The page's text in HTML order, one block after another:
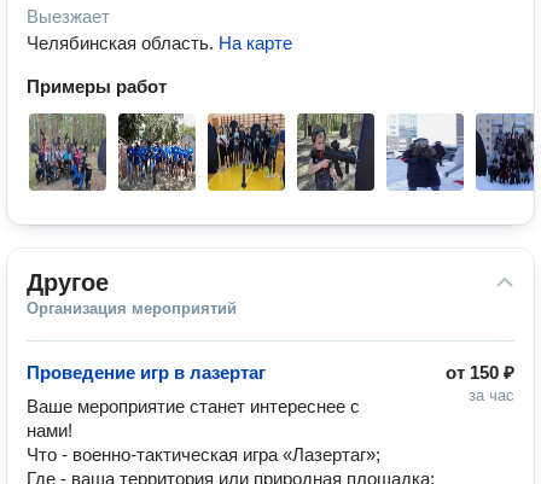
Выезжает
Челябинская область. На карте
Примеры работ
Другое
Организация мероприятий
от 150 ₽
за час
Проведение игр в лазертаг
Ваше мероприятие станет интереснее с
нами!
Что - военно-тактическая игра «Лазертаг»;
Где - ваша территория или природная площадка;